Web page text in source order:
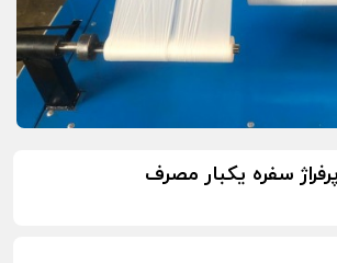
سفره یکبار مصرف